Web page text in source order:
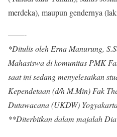
merdeka), maupun gendernya
——-
*Ditulis oleh Erna Manurung,
Mahasiswa di komunitas PMK
saat ini sedang menyelesaikan
Kependetaan (d/h M.Min) Fak
Dutawacana (UKDW)
**Diterbitkan dalam majalah